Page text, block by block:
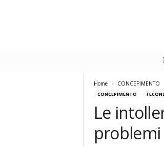
Home CONCEPIMENTO
CONCEPIMENTO
Le